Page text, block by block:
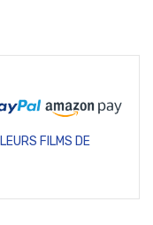
FILMS DE